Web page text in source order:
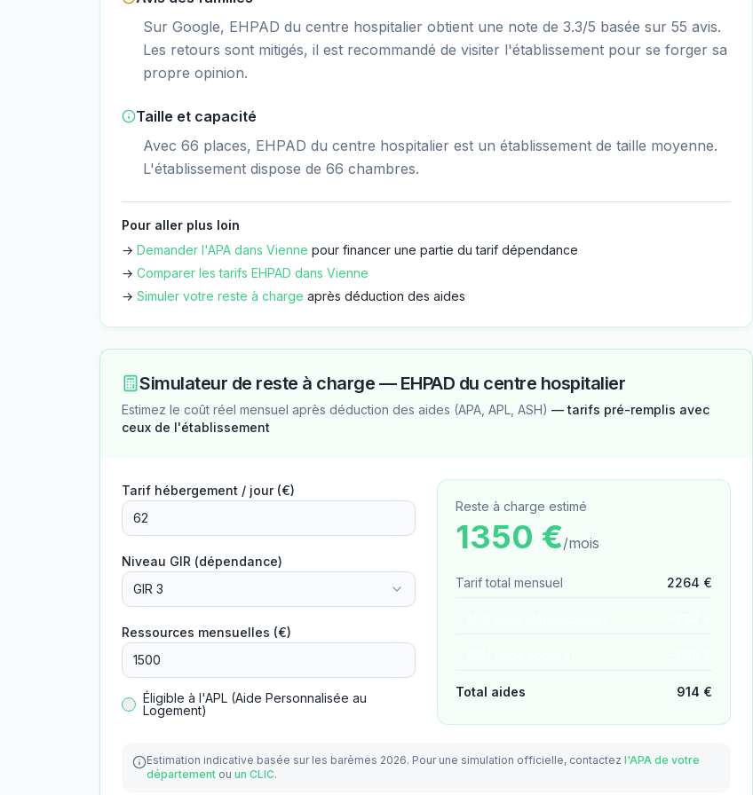
Sur Google, EHPAD du centre hospitalier obtient une note de 3.3/5 basée sur 55 avis.
Les retours sont mitigés, il est recommandé de visiter l'établissement pour se forger sa
propre opinion.
Taille et capacité
Avec 66 places, EHPAD du centre hospitalier est un établissement de taille moyenne.
L'établissement dispose de 66 chambres.
Pour aller plus loin
→ Demander l'APA dans Vienne pour financer une partie du tarif dépendance
→ Comparer les tarifs EHPAD dans Vienne
→ Simuler votre reste à charge après déduction des aides
Simulateur de reste à charge — EHPAD du centre hospitalier
Estimez le coût réel mensuel après déduction des aides (APA, APL, ASH) — tarifs pré-remplis avec
ceux de l'établissement
Tarif hébergement / jour (€)
Niveau GIR (dépendance)
GIR 3
Ressources mensuelles (€)
Éligible à l'APL (Aide Personnalisée au
Logement)
Reste à charge estimé
1350 €/mois
Tarif total mensuel 2264 €
Total aides 914 €
Estimation indicative basée sur les barèmes 2026. Pour une simulation officielle, contactez l'APA de votre
département ou un CLIC.